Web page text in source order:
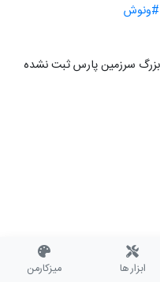
#ونوش
سرزمین پارس ثبت نشده
ابزار ها میزکارمن